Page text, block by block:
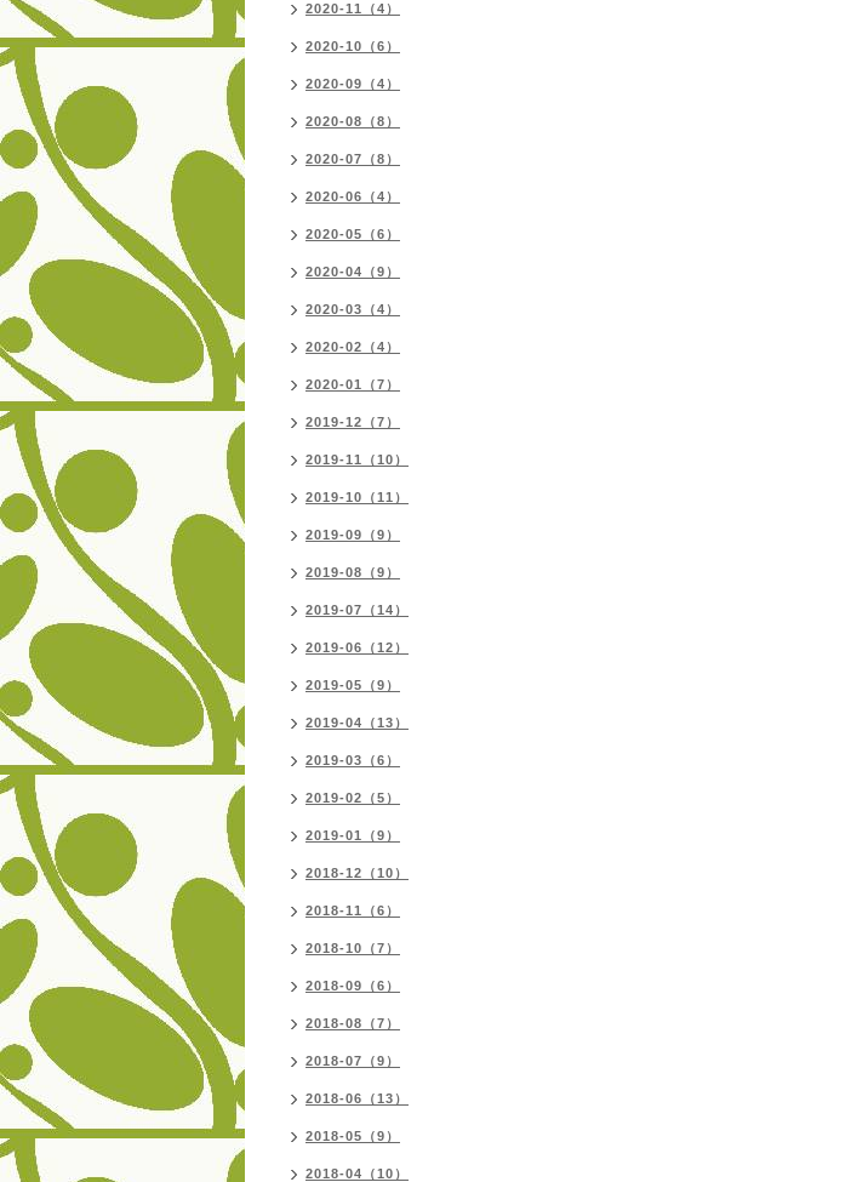
2020-11（4）
2020-10（6）
2020-09（4）
2020-08（8）
2020-07（8）
2020-06（4）
2020-05（6）
2020-04（9）
2020-03（4）
2020-02（4）
2020-01（7）
2019-12（7）
2019-11（10）
2019-10（11）
2019-09（9）
2019-08（9）
2019-07（14）
2019-06（12）
2019-05（9）
2019-04（13）
2019-03（6）
2019-02（5）
2019-01（9）
2018-12（10）
2018-11（6）
2018-10（7）
2018-09（6）
2018-08（7）
2018-07（9）
2018-06（13）
2018-05（9）
2018-04（10）